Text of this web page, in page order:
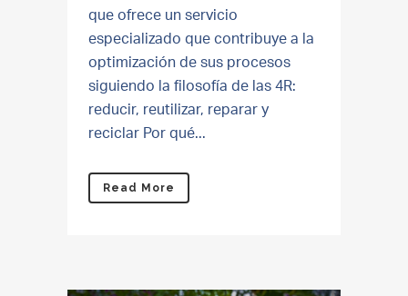
que ofrece un servicio
especializado que contribuye a la
optimización de sus procesos
siguiendo la filosofía de las 4R:
reducir, reutilizar, reparar y
reciclar Por qué...
Read More